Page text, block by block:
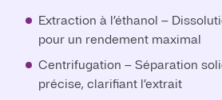
Extraction à l’éthanol –
pour un rendement maximal
Centrifugation – Séparation
précise, clarifiant l’extrait